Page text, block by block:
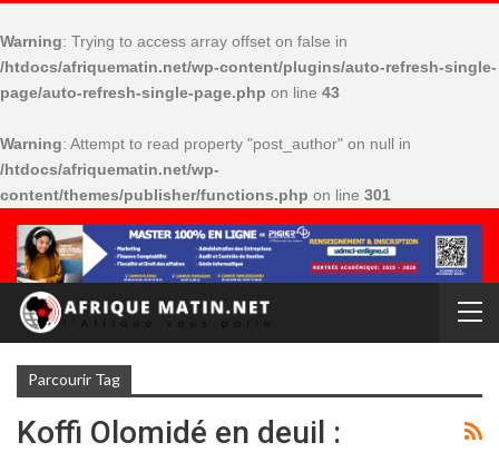
Warning: Trying to access array offset on false in
/htdocs/afriquematin.net/wp-content/plugins/auto-refresh-single-
page/auto-refresh-single-page.php on line 43
Warning: Attempt to read property "post_author" on null in
/htdocs/afriquematin.net/wp-
content/themes/publisher/functions.php on line 301
Parcourir Tag
Koffi Olomidé en deuil :